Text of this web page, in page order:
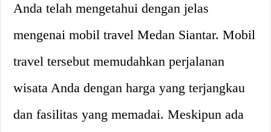
Anda telah mengetahui dengan jelas
mengenai mobil travel Medan Siantar. Mobil
travel tersebut memudahkan perjalanan
wisata Anda dengan harga yang terjangkau
dan fasilitas yang memadai. Meskipun ada